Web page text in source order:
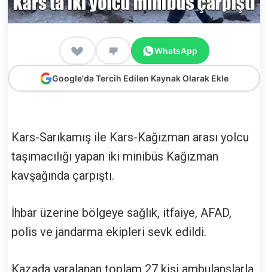
WhatsApp
Google'da Tercih Edilen Kaynak Olarak Ekle
Kars-Sarıkamış ile Kars-Kağızman arası yolcu
taşımacılığı yapan iki minibüs Kağızman
kavşağında çarpıştı.
İhbar üzerine bölgeye sağlık, itfaiye, AFAD,
polis ve jandarma ekipleri sevk edildi.
Kazada yaralanan toplam 27 kişi ambulanslarla